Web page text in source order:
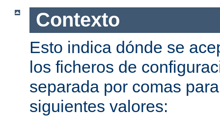
Contexto
Esto indica dónde se
los ficheros de
separada por comas
siguientes valores: